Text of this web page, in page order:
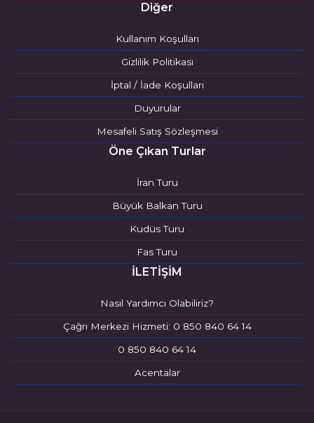
Diğer
Kullanım Koşulları
Gizlilik Politikası
İptal / İade Koşulları
Duyurular
Mesafeli Satış Sözleşmesi
Öne Çıkan Turlar
İran Turu
Büyük Balkan Turu
Kudüs Turu
Fas Turu
İLETİŞİM
Nasıl Yardımcı Olabiliriz?
Çağrı Merkezi Hizmeti: 0 850 840 64 14
0 850 840 64 14
Acentalar